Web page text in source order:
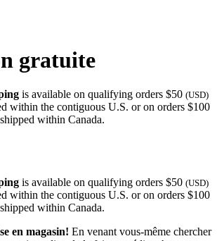
gratuite
is available on qualifying orders $50 (USD)
within the contiguous U.S. or on orders $100
within Canada.
is available on qualifying orders $50 (USD)
within the contiguous U.S. or on orders $100
within Canada.
en magasin! En venant vous-même chercher